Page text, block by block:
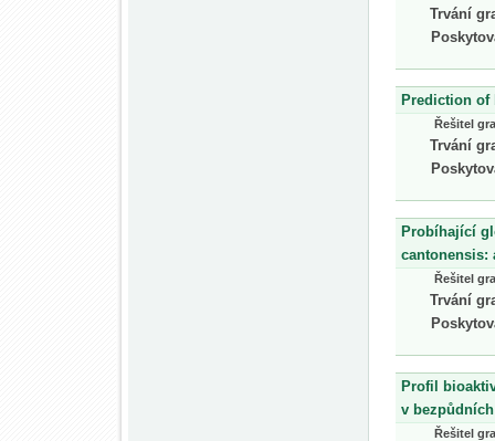
Trvání
Prediction of
Řešitel
Trvání
Probíhající
cantonensis:
Řešitel
Trvání
Profil
v
Řešitel